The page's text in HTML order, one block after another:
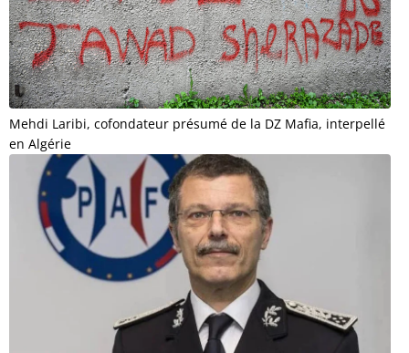
Mehdi Laribi, cofondateur présumé de la DZ Mafia, interpellé
en Algérie